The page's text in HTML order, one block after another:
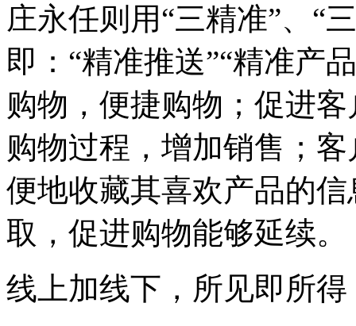
庄永任则用“三精准”、“
即：“精准推送”“精准产
购物，便捷购物；促进
购物过程，增加销售；
便地收藏其喜欢产品的
取，促进购物能够延续。
线上加线下，所见即所